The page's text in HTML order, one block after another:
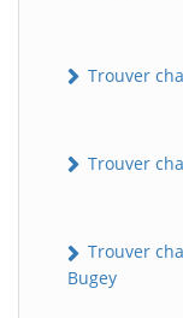
Trouver
Trouver
Trouver
Bugey
B Assistant en